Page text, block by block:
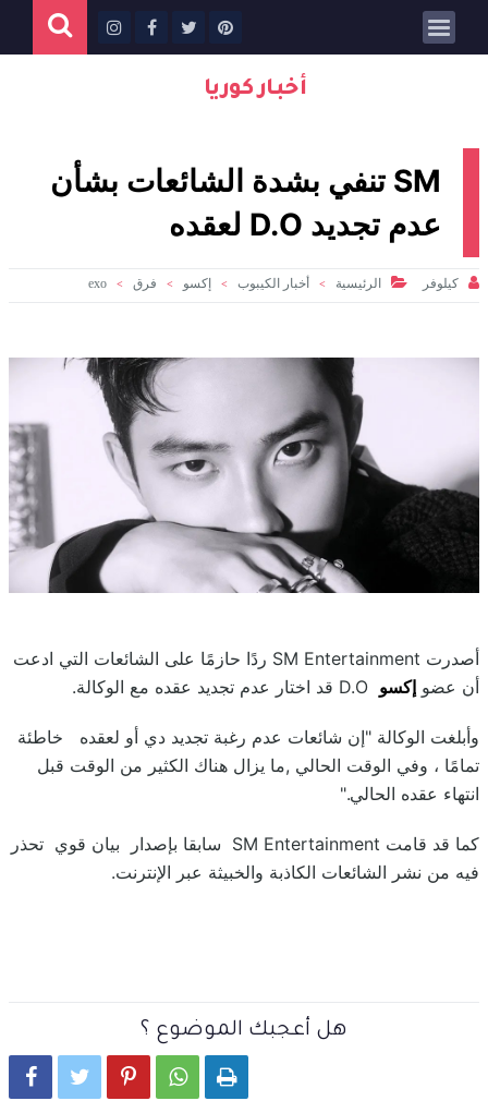
أخبار كوريا
SM تنفي بشدة الشائعات بشأن
عدم تجديد D.O لعقده
 كيلوفر  الرئيسية > أخبار الكيبوب > إكسو > فرق >
exo
أصدرت SM Entertainment ردًا حازمًا على الشائعات التي ادعت
أن عضو إكسو
وأبلغت الوكالة "إن شائعات عدم رغبة تجديد دي أو لعقده خاطئة
تمامًا ، وفي الوقت الحالي ,ما يزال هناك الكثير من الوقت قبل
انتهاء عقده الحالي."
كما قد قامت SM Entertainment سابقا بإصدار بيان قوي تحذر
فيه من نشر الشائعات الكاذبة والخبيثة عبر الإنترنت.
هل أعجبك الموضوع ؟
    